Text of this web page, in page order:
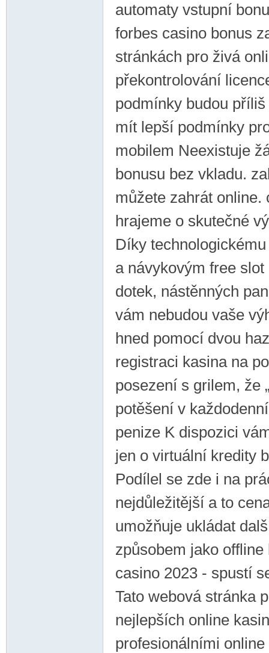
automaty vstupní
forbes casino bonus
stránkách pro živá
překontrolování
podmínky budou
mít lepší podmínky
mobilem Neexistuje
bonusu bez vkladu.
můžete zahrát
hrajeme o skutečné
Díky
a návykovým free
dotek, nástěnných
vám nebudou vaše
hned pomocí dvou
registraci kasina na
posezení s grilem, že
potěšení v
penize K dispozici
jen o virtuální kredity
Podílel se zde i na
nejdůležitější a to
umožňuje ukládat
způsobem jako
casino 2023 - spustí
Tato webová stránka
nejlepších online
profesionálními